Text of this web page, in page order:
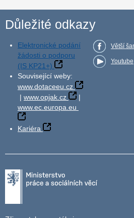
Důležité odkazy
Elektronické podání
žádosti o podporu
(IS KP21+)
Související weby:
www.dotaceeu.cz
| www.opjak.cz
|
www.ec.europa.eu
Kariéra
Větší
Youtube